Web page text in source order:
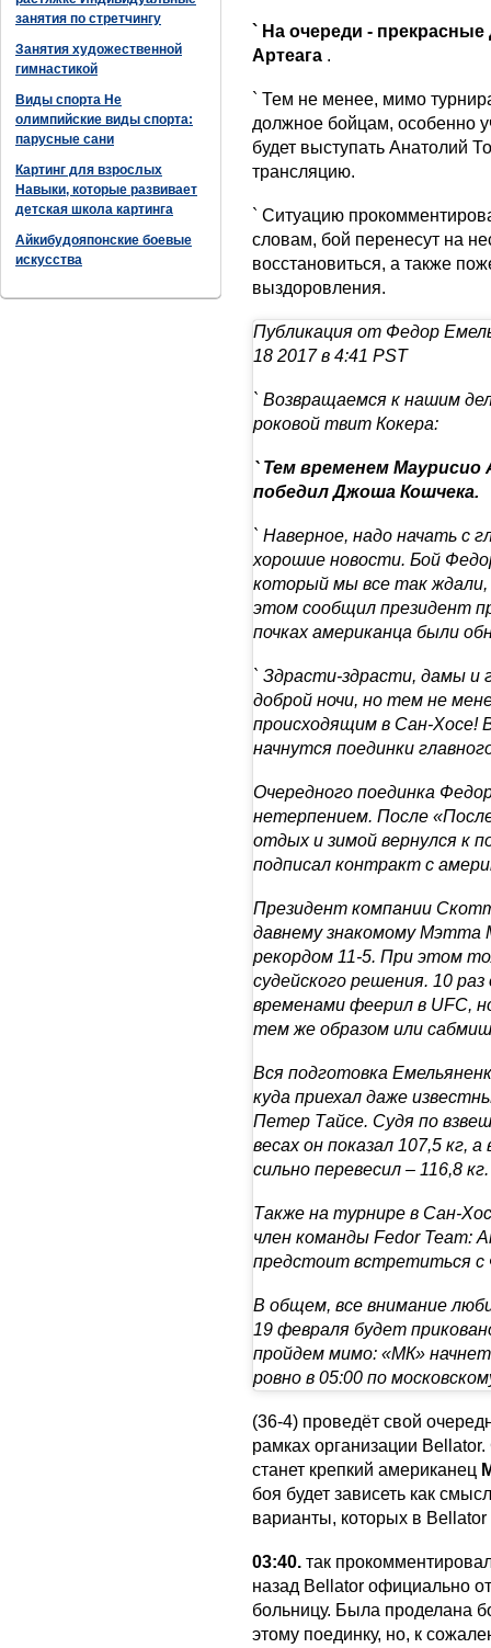
занятия по стретчингу
Занятия художественной
гимнастикой
Виды спорта Не
олимпийские виды спорта:
парусные сани
Картинг для взрослых
Навыки, которые развивает
детская школа картинга
Айкибудояпонские боевые
искусства
` На очереди -
Артеага .
` Тем не менее, мимо
должное бойцам, особенно
будет выступать Анатолий
трансляцию.
` Ситуацию
словам, бой перенесут на
восстановиться, а также
выздоровления.
Публикация от Федор
18 2017 в 4:41 PST
` Возвращаемся к нашим
роковой твит Кокера:
` Тем временем
победил Джоша Кошчека.
` Наверное, надо начать с
хорошие новости. Бой
который мы все так ждали,
этом сообщил президент
почках американца были
` Здрасти-здрасти, дамы и
доброй ночи, но тем не
происходящим в Сан-Хосе!
начнутся поединки
Очередного поединка
нетерпением. После
отдых и зимой вернулся к
подписал контракт с
Президент компании
давнему знакомому
рекордом 11-5. При этом
судейского решения. 10
временами феерил в UFC,
тем же образом или
Вся подготовка
куда приехал даже
Петер Тайсе. Судя по
весах он показал 107,5 кг,
сильно перевесил – 116,8 кг.
Также на турнире в Сан-
член команды Fedor Team:
предстоит встретиться с
В общем, все внимание
19 февраля будет
пройдем мимо: «МК»
ровно в 05:00 по
(36-4) проведёт свой
рамках организации
станет крепкий американец
боя будет зависеть как
варианты, которых в
03:40. так
назад Bellator официально
больницу. Была проделана
этому поединку, но, к